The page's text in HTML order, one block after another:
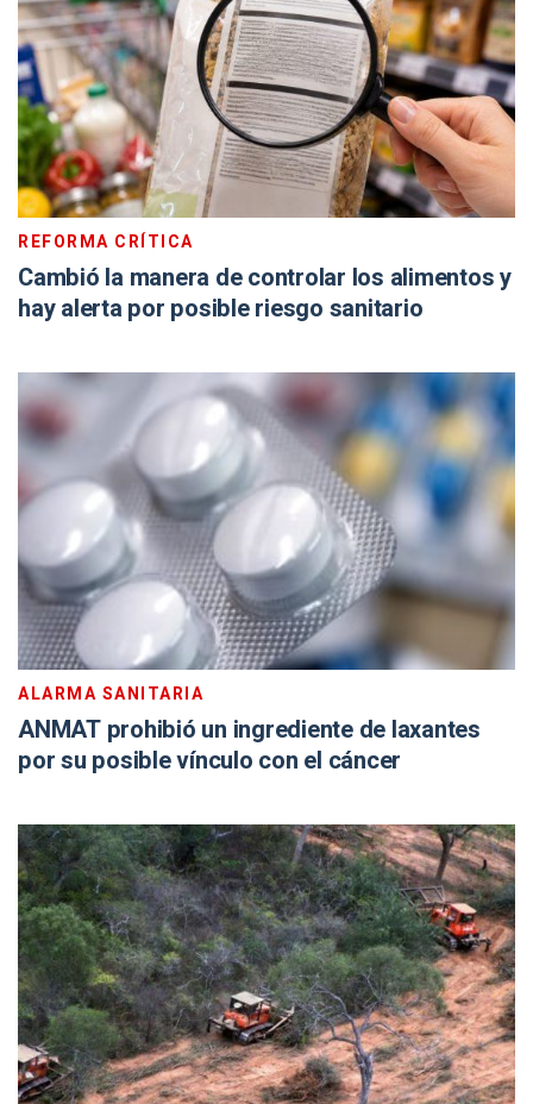
REFORMA CRÍTICA
Cambió la manera de controlar los alimentos y
hay alerta por posible riesgo sanitario
ALARMA SANITARIA
ANMAT prohibió un ingrediente de laxantes
por su posible vínculo con el cáncer